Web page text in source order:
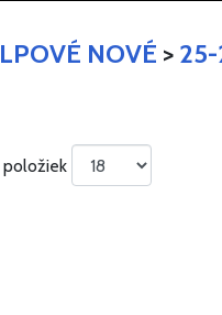
NOVÉ >